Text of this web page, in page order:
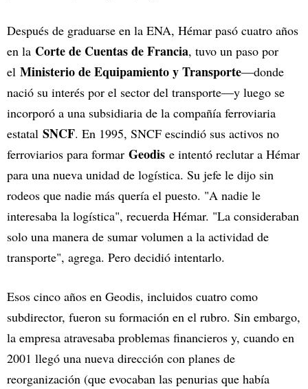
Después de graduarse en la ENA, Hémar pasó cuatro años
en la Corte de Cuentas de Francia, tuvo un paso por
el Ministerio de Equipamiento y Transporte—donde
nació su interés por el sector del transporte—y luego se
incorporó a una subsidiaria de la compañía ferroviaria
estatal SNCF. En 1995, SNCF escindió sus activos no
ferroviarios para formar Geodis e intentó reclutar a Hémar
para una nueva unidad de logística. Su jefe le dijo sin
rodeos que nadie más quería el puesto. "A nadie le
interesaba la logística", recuerda Hémar. "La consideraban
solo una manera de sumar volumen a la actividad de
transporte", agrega. Pero decidió intentarlo.
Esos cinco años en Geodis, incluidos cuatro como
subdirector, fueron su formación en el rubro. Sin embargo,
la empresa atravesaba problemas financieros y, cuando en
2001 llegó una nueva dirección con planes de
reorganización (que evocaban las penurias que había